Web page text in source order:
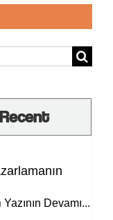
Recent
Yazının Devamı...